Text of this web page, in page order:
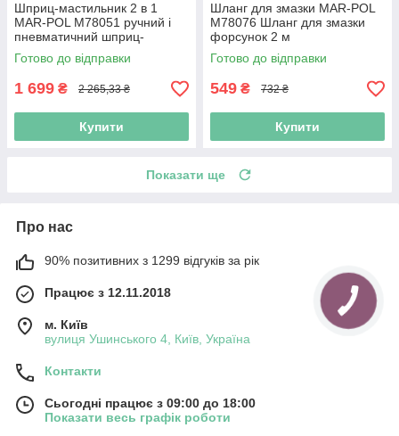
Шприц-мастильник 2 в 1
MAR-POL M78051 ручний і
пневматичний шприц-
мастильник
Готово до відправки
1 699 ₴ 2 265,33 ₴
Купити
Шланг для змазки MAR-POL
M78076 Шланг для змазки
форсунок 2 м
Готово до відправки
549 ₴ 732 ₴
Купити
Показати ще
Про нас
90% позитивних з 1299 відгуків за рік
Працює з 12.11.2018
м. Київ
вулиця Ушинського 4, Київ, Україна
Контакти
Сьогодні працює з 09:00 до 18:00
Показати весь графік роботи